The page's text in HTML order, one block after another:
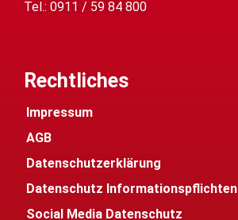
Tel.: 0911 / 59 84 800
Rechtliches
Impressum
AGB
Datenschutzerklärung
Datenschutz Informationspflichten
Social Media Datenschutz